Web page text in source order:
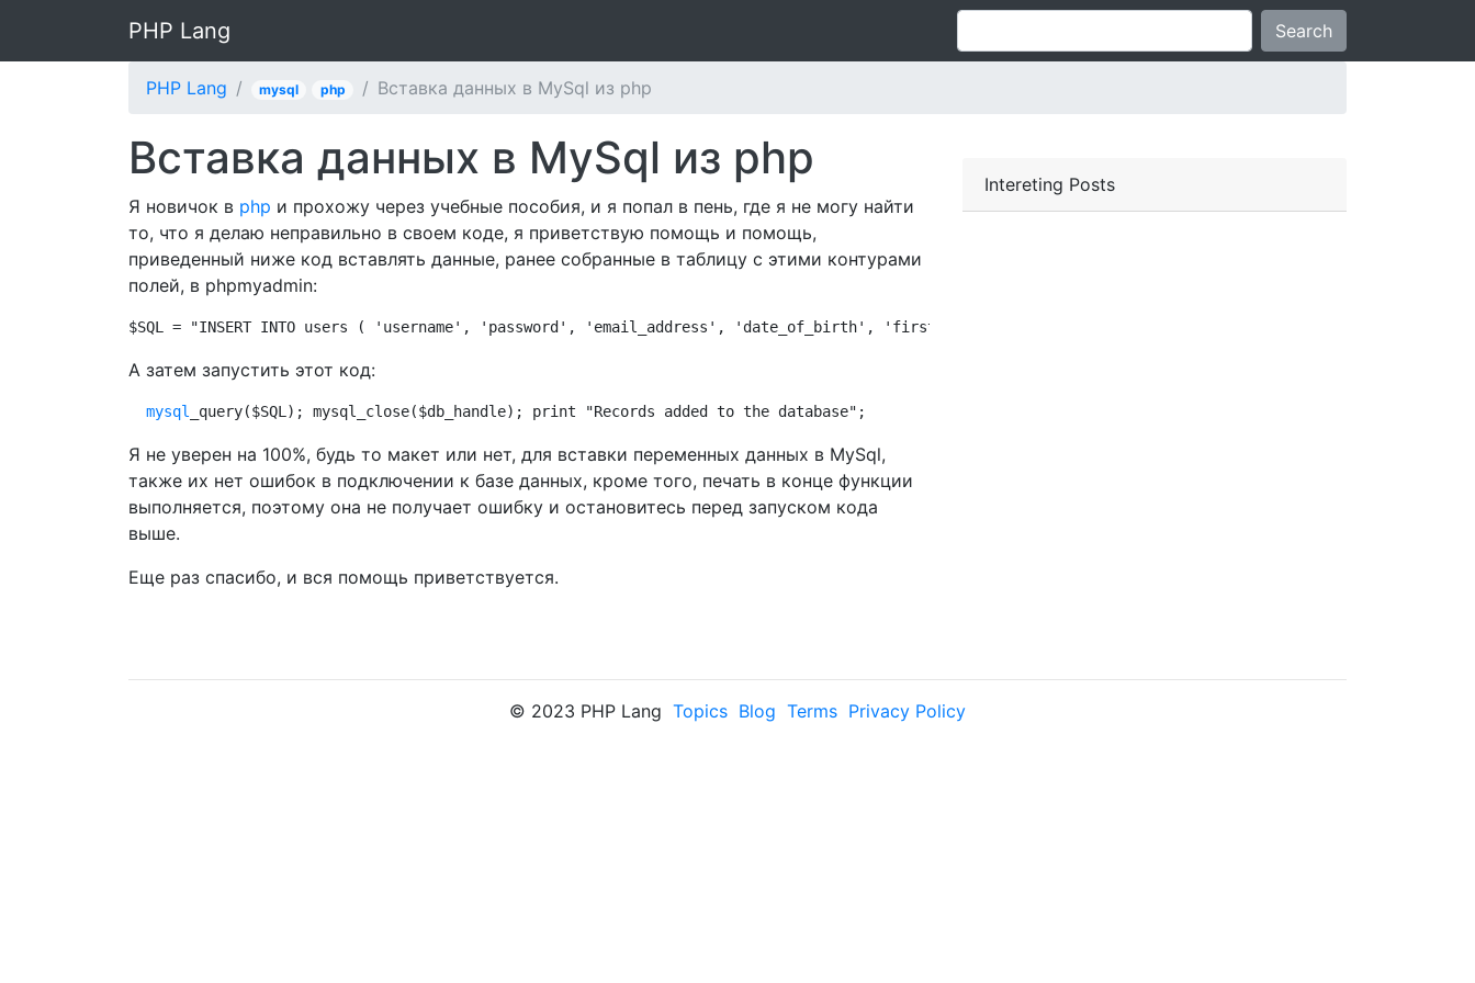
PHP Lang Search
PHP Lang mysql php Вставка данных в MySql из php
Intereting Posts
Вставка данных в MySql из php
Я новичок в php и прохожу через учебные пособия, и я попал в пень, где я не могу найти
то, что я делаю неправильно в своем коде, я приветствую помощь и помощь,
приведенный ниже код вставлять данные, ранее собранные в таблицу с этими контурами
полей, в phpmyadmin:
$SQL = "INSERT INTO users ( 'username', 'password', 'email_address', 'date_of_birth', 'first_name', 'last_name', 'phone', 'address', 'city',
А затем запустить этот код:
mysql _query($SQL); mysql_close($db_handle); print "Records added to the database";
Я не уверен на 100%, будь то макет или нет, для вставки переменных данных в MySql,
также их нет ошибок в подключении к базе данных, кроме того, печать в конце функции
выполняется, поэтому она не получает ошибку и остановитесь перед запуском кода
выше.
Еще раз спасибо, и вся помощь приветствуется.
© 2023 PHP Lang Topics Blog Terms Privacy Policy